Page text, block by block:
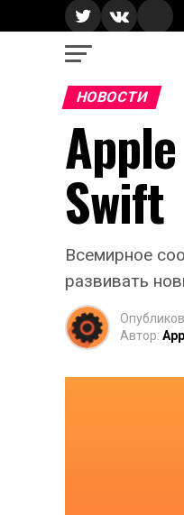
НОВОСТИ
Swift
Всемирное
развивать
Автор: